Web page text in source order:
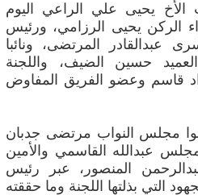
يحيى علي الراعي اليوم
الركن يحيى الرزامي، ورئيس
عبدالقادر المرتضى، ونائبا
حسين الضيف، واللجنة
قاسم وعضو الفريق المفاوض
مجلس النواب مرتضى جدبان
عبدالله القاسمي والأمين
المنصور، عبر رئيس
التي بذلتها اللجنة وما حققته